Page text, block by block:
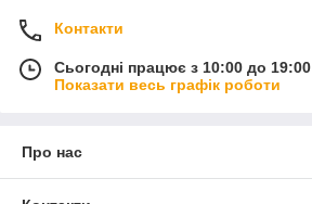
Контакти
Сьогодні працює з 10:00 до 19:00
Показати весь графік роботи
Про нас